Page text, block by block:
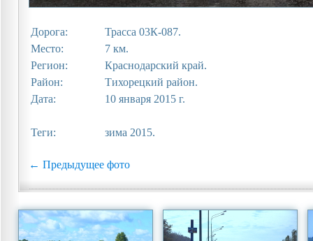
Дорога:
Трасса 03К-087.
Место:
7 км.
Регион:
Краснодарский край.
Район:
Тихорецкий район.
Дата:
10 января 2015 г.
Теги: зима 2015.
← Предыдущее фото